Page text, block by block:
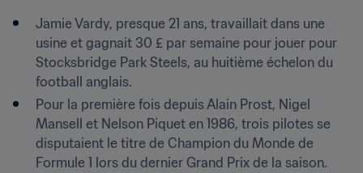
Jamie Vardy, presque 21 ans, travaillait dans une
usine et gagnait 30 £ par semaine pour jouer pour
Stocksbridge Park Steels, au huitième échelon du
football anglais.
Pour la première fois depuis Alain Prost, Nigel
Mansell et Nelson Piquet en 1986, trois pilotes se
disputaient le titre de Champion du Monde de
Formule 1 lors du dernier Grand Prix de la saison.